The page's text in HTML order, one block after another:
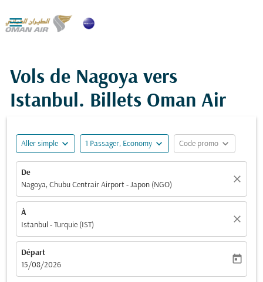

Vols de Nagoya vers
Istanbul. Billets Oman Air
Aller simple expand_more 1 Passager, Economy expand_more Code promo expand_more
De
Nagoya, Chubu Centrair Airport - Japon (NGO)
close
À
Istanbul - Turquie (IST)
close
Départ
fc-booking-departure-date-aria-label
15/08/2026
today